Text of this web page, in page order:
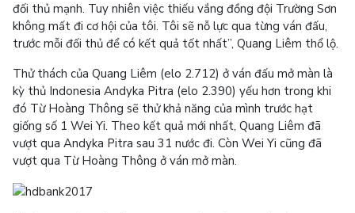
đối thủ mạnh. Tuy nhiên việc thiếu vắng đồng đội Trường Sơn
không mất đi cơ hội của tôi. Tôi sẽ nỗ lực qua từng ván đấu,
trước mỗi đối thủ để có kết quả tốt nhất”, Quang Liêm thổ lộ.
Thử thách của Quang Liêm (elo 2.712) ở ván đấu mở màn là
kỳ thủ Indonesia Andyka Pitra (elo 2.390) yếu hơn trong khi
đó Từ Hoàng Thông sẽ thử khả năng của mình trước hạt
giống số 1 Wei Yi. Theo kết quả mới nhất, Quang Liêm đã
vượt qua Andyka Pitra sau 31 nước đi. Còn Wei Yi cũng đã
vượt qua Từ Hoàng Thông ở ván mở màn.